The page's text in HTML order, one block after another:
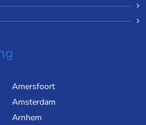
Amersfoort
Amsterdam
Arnhem